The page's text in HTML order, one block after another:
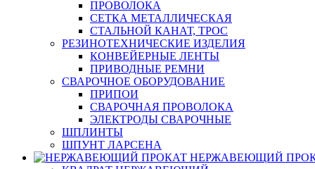
ПРОВОЛОКА
СЕТКА МЕТАЛЛИЧЕСКАЯ
СТАЛЬНОЙ КАНАТ, ТРОС
РЕЗИНОТЕХНИЧЕСКИЕ ИЗДЕЛИЯ
КОНВЕЙЕРНЫЕ ЛЕНТЫ
ПРИВОДНЫЕ РЕМНИ
СВАРОЧНОЕ ОБОРУДОВАНИЕ
ПРИПОИ
СВАРОЧНАЯ ПРОВОЛОКА
ЭЛЕКТРОДЫ СВАРОЧНЫЕ
ШПЛИНТЫ
ШПУНТ ЛАРСЕНА
НЕРЖАВЕЮЩИЙ